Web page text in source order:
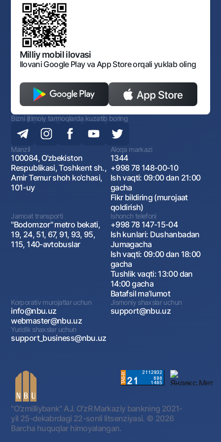
Korporativ uslub
Sayt haritasi
Shaxsiy ma'lumotlarni qayta ishlashga rozilik berish
O‘zbekiston Tasviriy san’at galereyasi
Normativ-huquqiy hujjatlar loyihalarini muhokama qilish
Normativ huquqiy hujjatlar
O'zbekiston Respublikasi Tashqi Iqtisodiy Faoliyat Milliy
Bankining ish tartibi va rejimi
Ochiq ma'lumotlar
Monopoliyaga qarshi komplaens
Milliy mobil ilovasi
Ilovani Google Play va App Store orqali yuklab oling
Bizni ijtimoiy tarmoqlarda kuzatib boring
Manzil
100084, O‘zbekiston
Respublikasi, Toshkent sh.,
Amir Temur shoh ko‘chasi,
101-uy
Aloqa markazi
1344
+998 78 148-00-10
Ish vaqti: 09:00 dan 21:00
gacha
Fikr bildiring (murojaat
qoldirish)
Jamoat transporti
"Bodomzor" metro bekati,
19, 24, 51, 67, 91, 93, 95,
115, 140-avtobuslar
Ishonch telefoni
+998 78 147-15-04
Ish kunlari: Dushanbadan
Jumagacha
Ish vaqti: 09:00 dan 18:00
gacha
Tushlik vaqti: 13:00 dan
14:00 gacha
Batafsil maʼlumot
Korporativ murojatlar uchun
info@nbu.uz
webmaster@nbu.uz
Jismoniy shaxslar uchun
support@nbu.uz
Yuridik shaxslar uchun
support_business@nbu.uz
"O'zmilliybank" AJ. OʻzR Markaziy bankning 2021-
yil 25-dekabrdagi 22-sonli litsenziyasi. © 2026
Barcha huquqlar himoyalangan.